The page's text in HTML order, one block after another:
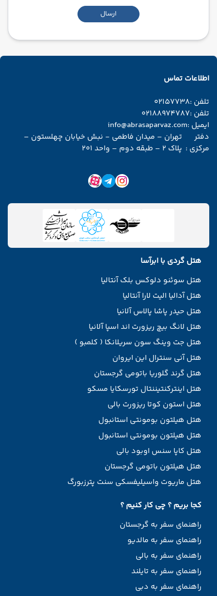
ارسال
اطلاعات تماس
تلفن :02157738
تلفن :02188974787
ایمیل :info@abrasaparvaz.com
دفتر
مرکزی :
تهران – میدان فاطمی - نبش خیابان چهلستون –
پلاک 2 – طبقه دوم – واحد 201
هتل گردی با ابرآسا
هتل سوئنو دلوکس بلک آنتالیا
هتل آدالیا الیت لارا آنتالیا
هتل حیدر پاشا پالاس آلانیا
هتل لانگ بیچ ریزورت اند اسپا آلانیا
هتل جت وینگ سون سریلانکا ( کلمبو )
هتل آنی سنترال این ایروان
هتل گرند گلوریا باتومی گرجستان
هتل اینترکنتیننتال تورسکایا مسکو
هتل استون کوتا ریزورت بالی
هتل هیلتون بومونتی استانبول
هتل هیلتون بومونتی استانبول
هتل کاپا سنس اوبود بالی
هتل هیلتون باتومی گرجستان
هتل ماریوت واسیلیفسکی سنت پترزبورگ
کجا بریم ؟ چی کار کنیم ؟
راهنمای سفر به گرجستان
راهنمای سفر به مالدیو
راهنمای سفر به بالی
راهنمای سفر به تایلند
راهنمای سفر به دبی